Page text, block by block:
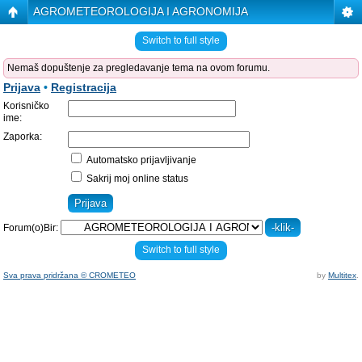
AGROMETEOROLOGIJA I AGRONOMIJA
Switch to full style
Nemaš dopuštenje za pregledavanje tema na ovom forumu.
Prijava • Registracija
Korisničko
ime:
Zaporka:
Automatsko prijavljivanje
Sakrij moj online status
Forum(o)Bir:
Switch to full style
Sva prava pridržana © CROMETEO by Multitex